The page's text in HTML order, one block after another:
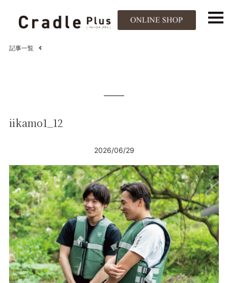
記事一覧
iikamo1_12
2026/06/29